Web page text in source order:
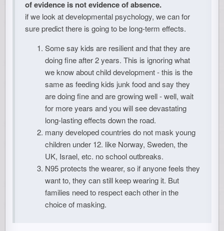
of evidence is not evidence of absence.
if we look at developmental psychology, we can for
sure predict there is going to be long-term effects.
Some say kids are resilient and that they are
doing fine after 2 years. This is ignoring what
we know about child development - this is the
same as feeding kids junk food and say they
are doing fine and are growing well - well, wait
for more years and you will see devastating
long-lasting effects down the road.
many developed countries do not mask young
children under 12. like Norway, Sweden, the
UK, Israel, etc. no school outbreaks.
N95 protects the wearer, so if anyone feels they
want to, they can still keep wearing it. But
families need to respect each other in the
choice of masking.